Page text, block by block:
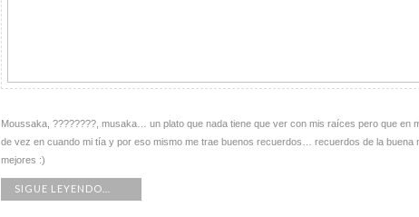
Moussaka, ????????, musaka… un plato que nada tiene que ver con mis raíces pero que en
de vez en cuando mi tía y por eso mismo me trae buenos recuerdos… recuerdos de la buena
mejores :)
SIGUE LEYENDO…